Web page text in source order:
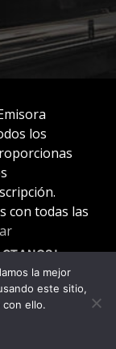
los
con todas las
la mejor
este sitio,
con ello.